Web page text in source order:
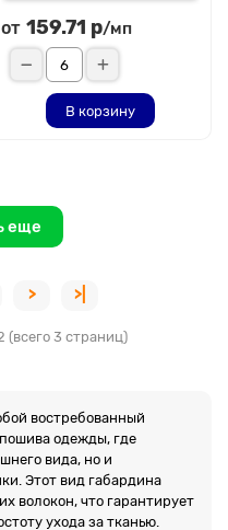
от 159.71 р/мп
В корзину
еще
> >|
(всего 3 страниц)
востребованный
одежды, где
вида, но и
Этот вид габардина
волокон, что гарантирует
ухода за тканью.